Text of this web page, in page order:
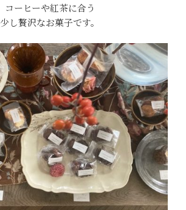
コーヒーや紅茶に合う
少し贅沢なお菓子です。